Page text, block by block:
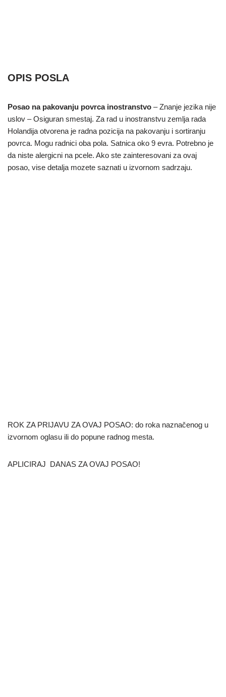
OPIS POSLA
Posao na pakovanju povrca inostranstvo – Znanje jezika nije
uslov – Osiguran smestaj. Za rad u inostranstvu zemlja rada
Holandija otvorena je radna pozicija na pakovanju i sortiranju
povrca. Mogu radnici oba pola. Satnica oko 9 evra. Potrebno je
da niste alergicni na pcele. Ako ste zainteresovani za ovaj
posao, vise detalja mozete saznati u izvornom sadrzaju.
ROK ZA PRIJAVU ZA OVAJ POSAO: do roka naznačenog u
izvornom oglasu ili do popune radnog mesta.
APLICIRAJ DANAS ZA OVAJ POSAO!